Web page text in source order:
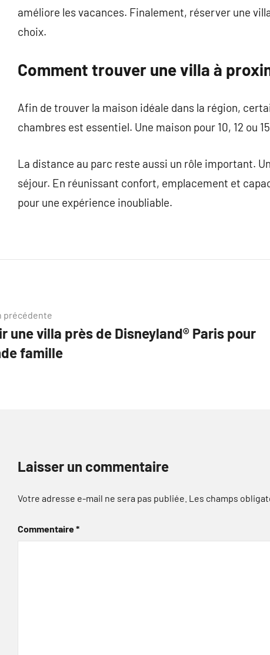
améliore les vacances. Finalement, réserver une
choix.
Comment trouver une villa à
Afin de trouver la maison idéale dans la région,
chambres est essentiel. Une maison pour 10, 12 ou
La distance au parc reste aussi un rôle important.
séjour. En réunissant confort, emplacement et
pour une expérience inoubliable.
précédente
une villa près de Disneyland® Paris pour
famille
Laisser un commentaire
Votre adresse e-mail ne sera pas publiée. Les champs
Commentaire*